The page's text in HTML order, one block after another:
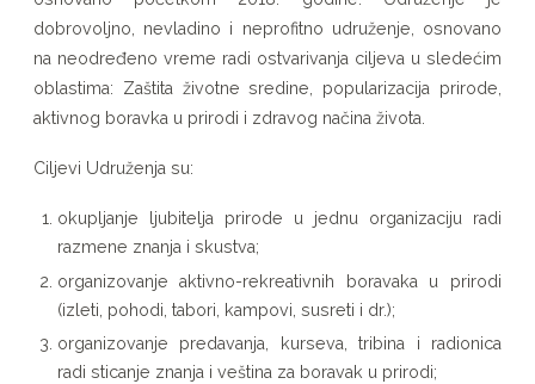
dobrovoljno, nevladino i neprofitno udruženje, osnovano
na neodređeno vreme radi ostvarivanja ciljeva u sledećim
oblastima: Zaštita životne sredine, popularizacija prirode,
aktivnog boravka u prirodi i zdravog načina života.
Ciljevi Udruženja su:
okupljanje ljubitelja prirode u jednu organizaciju radi
razmene znanja i skustva;
organizovanje aktivno-rekreativnih boravaka u prirodi
(izleti, pohodi, tabori, kampovi, susreti i dr.);
organizovanje predavanja, kurseva, tribina i radionica
radi sticanje znanja i veština za boravak u prirodi;